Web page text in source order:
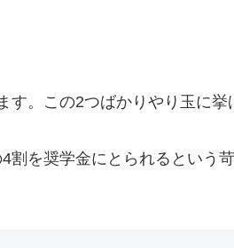
。この2つばかりやり玉に
割を奨学金にとられるという